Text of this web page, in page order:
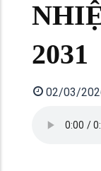
2031
02/03/